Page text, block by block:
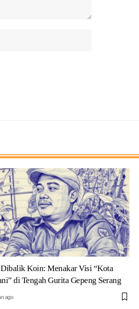
Koin: Menakar Visi “Kota
di Tengah Gurita Gepeng Serang
ago